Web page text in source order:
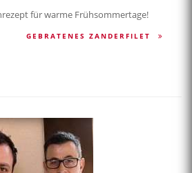
für warme Frühsommertage!
GEBRATENES ZANDERFILET